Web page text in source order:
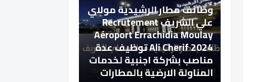
وظائف مطار الرشيدية مولاي
علي الشريف Recrutement
Aéroport Errachidia Moulay
Ali Cherif 2024 توظيف عدة
مناصب بشركة اجنبية لخدمات
المناولة الارضية بالمطارات